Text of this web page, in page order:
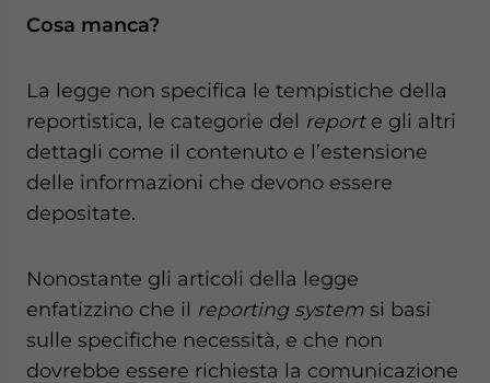
Cosa manca?
La legge non specifica le tempistiche della
reportistica, le categorie del reporte gli altri
dettagli come il contenuto e l’estensione
delle informazioni che devono essere
depositate.
Nonostante gli articoli della legge
enfatizzino che il reporting system si basi
sulle specifiche necessità, e che non
dovrebbe essere richiesta la comunicazione